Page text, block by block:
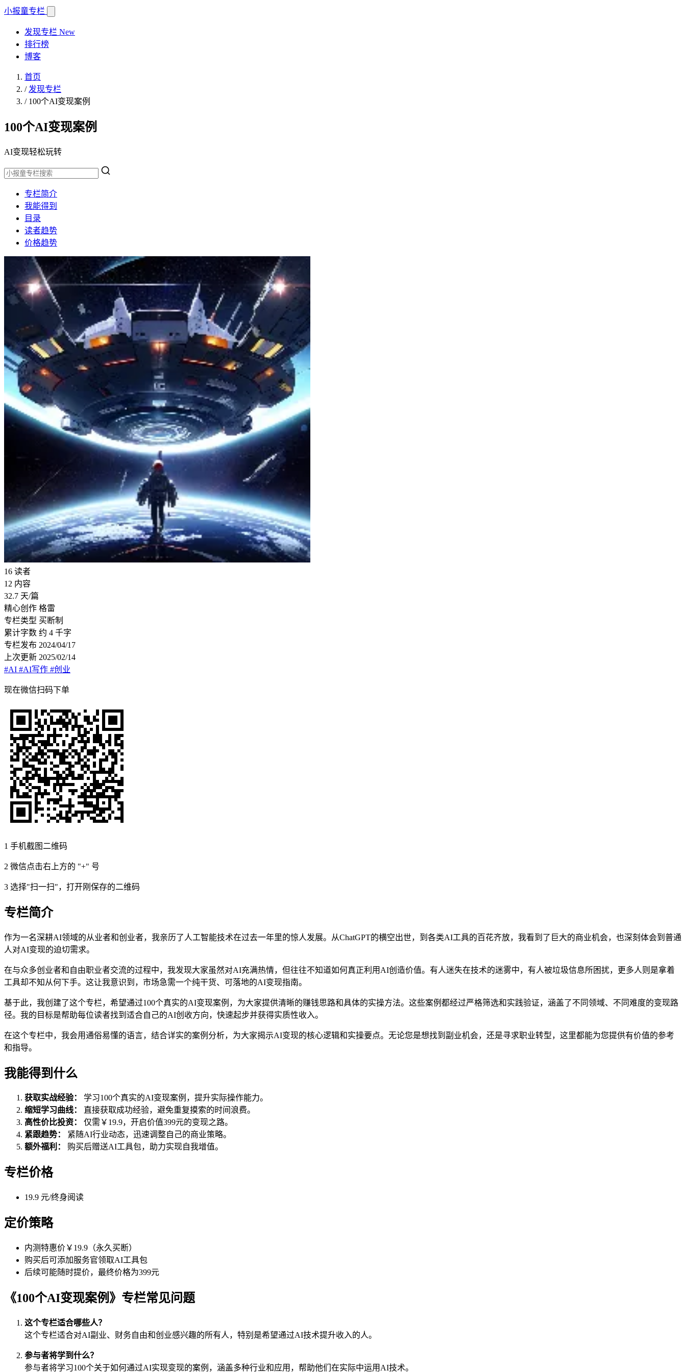
小报童专栏
发现专栏 New
排行榜
博客
首页
/ 发现专栏
/ 100个AI变现案例
100个AI变现案例
AI变现轻松玩转
专栏简介
我能得到
目录
读者趋势
价格趋势
16 读者
12 内容
32.7 天/篇
精心创作 格雷
专栏类型 买断制
累计字数 约 4 千字
专栏发布 2024/04/17
上次更新 2025/02/14
#AI #AI写作 #创业
现在微信扫码下单
1 手机截图二维码
2 微信点击右上方的 "+" 号
3 选择"扫一扫"，打开刚保存的二维码
专栏简介
作为一名深耕AI领域的从业者和创业者，我亲历了人工智能技术在过去一年里的惊人发展。从ChatGPT的横空出世，到各类AI工具的百花齐放，我看到了巨大的商业机会，也深刻体会到普通
人对AI变现的迫切需求。
在与众多创业者和自由职业者交流的过程中，我发现大家虽然对AI充满热情，但往往不知道如何真正利用AI创造价值。有人迷失在技术的迷雾中，有人被垃圾信息所困扰，更多人则是拿着
工具却不知从何下手。这让我意识到，市场急需一个纯干货、可落地的AI变现指南。
基于此，我创建了这个专栏，希望通过100个真实的AI变现案例，为大家提供清晰的赚钱思路和具体的实操方法。这些案例都经过严格筛选和实践验证，涵盖了不同领域、不同难度的变现路
径。我的目标是帮助每位读者找到适合自己的AI创收方向，快速起步并获得实质性收入。
在这个专栏中，我会用通俗易懂的语言，结合详实的案例分析，为大家揭示AI变现的核心逻辑和实操要点。无论您是想找到副业机会，还是寻求职业转型，这里都能为您提供有价值的参考
和指导。
我能得到什么
获取实战经验：
学习100个真实的AI变现案例，提升实际操作能力。
缩短学习曲线：
直接获取成功经验，避免重复摸索的时间浪费。
高性价比投资：
仅需￥19.9，开启价值399元的变现之路。
紧跟趋势：
紧随AI行业动态，迅速调整自己的商业策略。
额外福利：
购买后赠送AI工具包，助力实现自我增值。
专栏价格
19.9 元/终身阅读
定价策略
内测特惠价￥19.9（永久买断）
购买后可添加服务官领取AI工具包
后续可能随时提价，最终价格为399元
《100个AI变现案例》专栏常见问题
这个专栏适合哪些人？
这个专栏适合对AI副业、财务自由和创业感兴趣的所有人，特别是希望通过AI技术提升收入的人。
参与者将学到什么？
参与者将学习100个关于如何通过AI实现变现的案例，涵盖多种行业和应用，帮助他们在实际中运用AI技术。